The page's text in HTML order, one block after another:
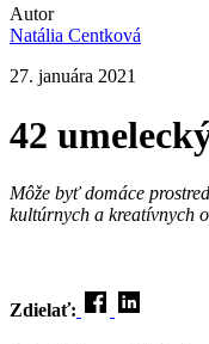
Autor
Natália Centková
27. januára 2021
42
Môže byť domáce
kultúrnych a kreatívnych
Zdielať: